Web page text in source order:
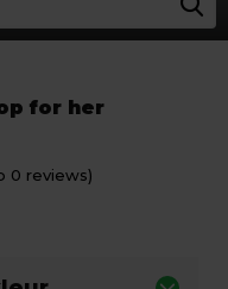
for her
0 reviews)